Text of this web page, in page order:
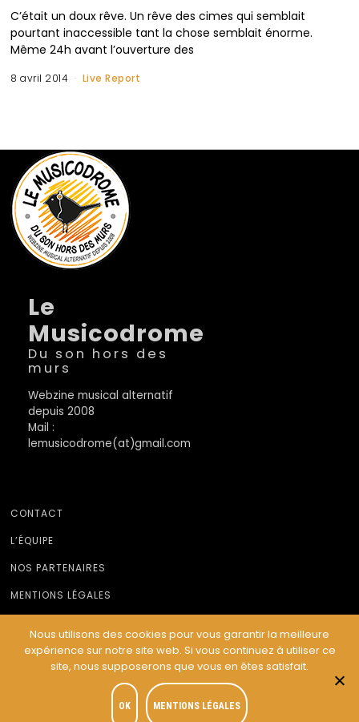
C’était un doux rêve. Un rêve des cimes qui semblait
pourtant inaccessible tant la chose semblait énorme.
Même 24h avant l’ouverture des
8 avril 2014 Live Report
Le
Musicodrome
Du son hors des
murs
Webzine musical alternatif
depuis 2008
Mail :
lemusicodrome(at)gmail.com
CONTACT
L’ÉQUIPE
NOS PARTENAIRES
MENTIONS LÉGALES
© Le Musicodrome 2022 - Webdesign :Cereal Concept
Nous utilisons des cookies pour vous garantir la meilleure
expérience sur notre site web. Si vous continuez à utiliser ce
site, nous supposerons que vous en êtes satisfait.
OK MENTIONS LÉGALES